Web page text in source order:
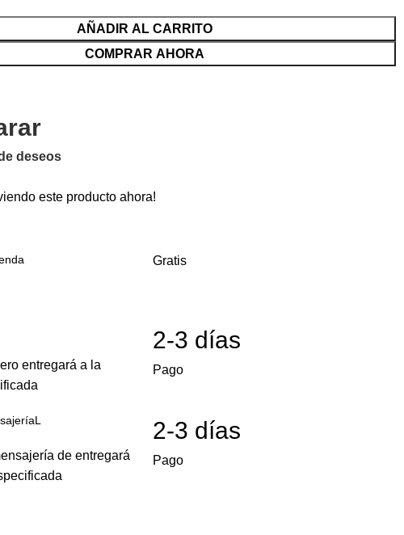
AÑADIR AL CARRITO
COMPRAR AHORA
deseos
este producto ahora!
Gratis
entregará a la
2-3 días
Pago
de entregará
2-3 días
Pago